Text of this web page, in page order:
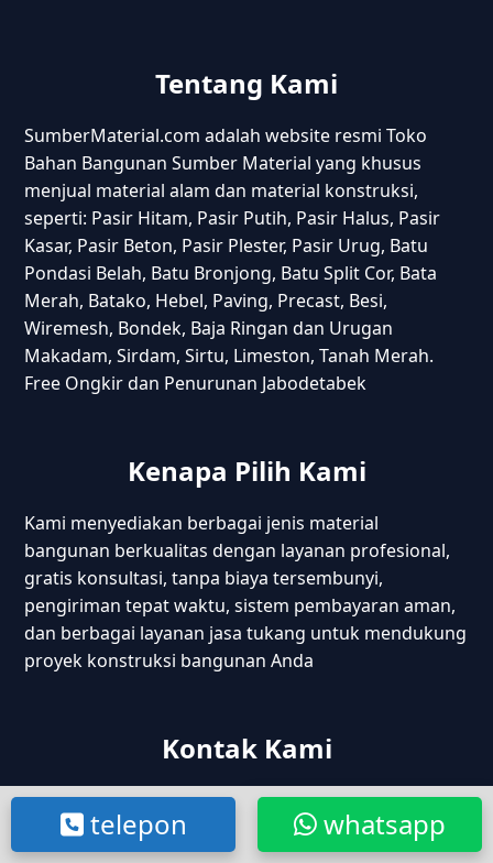
Tentang Kami
SumberMaterial.com adalah website resmi Toko
Bahan Bangunan Sumber Material yang khusus
menjual material alam dan material konstruksi,
seperti: Pasir Hitam, Pasir Putih, Pasir Halus, Pasir
Kasar, Pasir Beton, Pasir Plester, Pasir Urug, Batu
Pondasi Belah, Batu Bronjong, Batu Split Cor, Bata
Merah, Batako, Hebel, Paving, Precast, Besi,
Wiremesh, Bondek, Baja Ringan dan Urugan
Makadam, Sirdam, Sirtu, Limeston, Tanah Merah.
Free Ongkir dan Penurunan Jabodetabek
Kenapa Pilih Kami
Kami menyediakan berbagai jenis material
bangunan berkualitas dengan layanan profesional,
gratis konsultasi, tanpa biaya tersembunyi,
pengiriman tepat waktu, sistem pembayaran aman,
dan berbagai layanan jasa tukang untuk mendukung
proyek konstruksi bangunan Anda
Kontak Kami
Kp. Cijantra Jatake, Tangerang – Banten
Jl. Raya Cikarang Cibarusah, Bekasi – Jabar
whatsapp
telepon